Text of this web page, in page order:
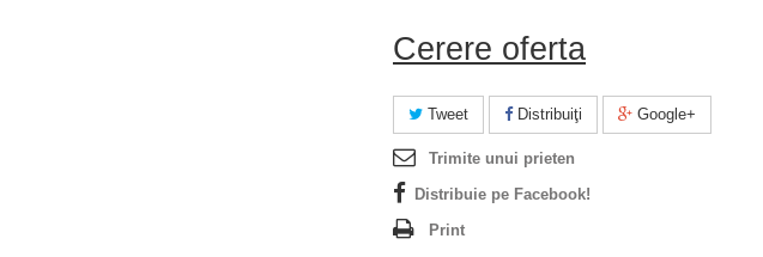
Cerere oferta
Tweet Distribuiţi Google+
Trimite unui prieten
Distribuie pe Facebook!
Print